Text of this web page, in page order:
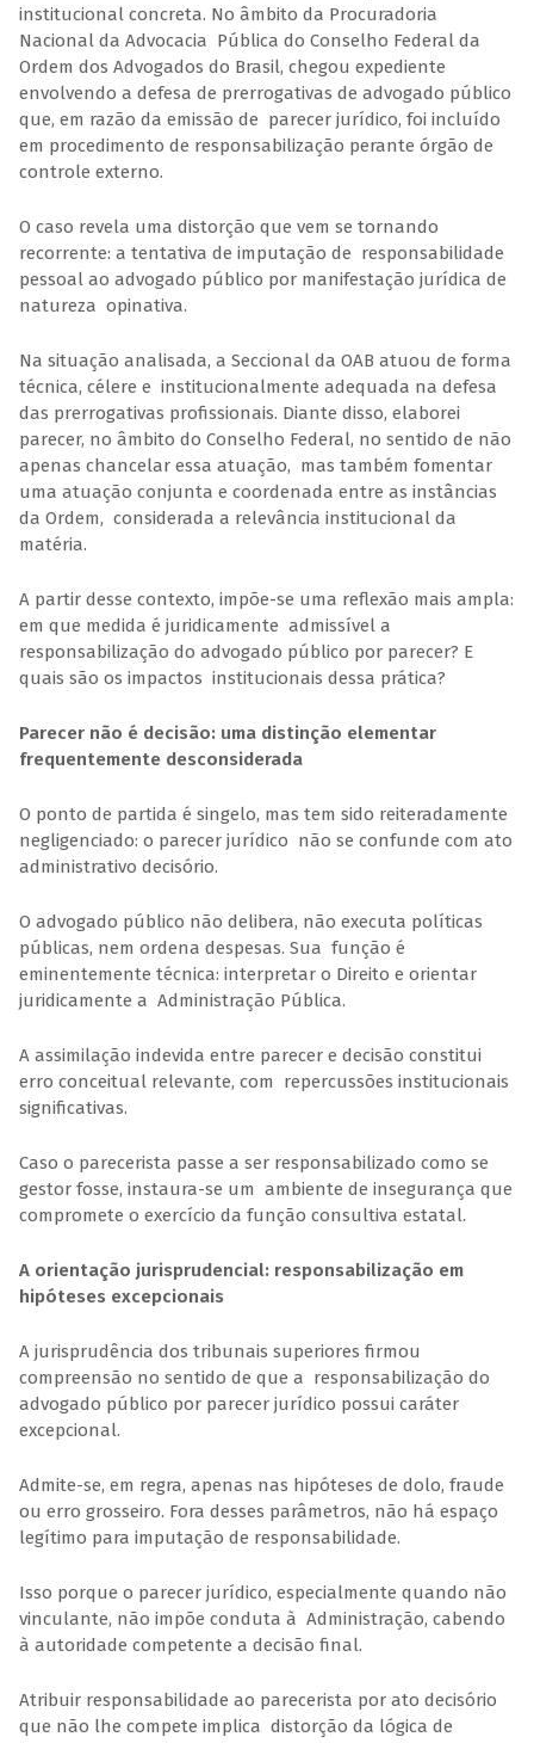
institucional concreta. No âmbito da Procuradoria
Nacional da Advocacia Pública do Conselho Federal da
Ordem dos Advogados do Brasil, chegou expediente
envolvendo a defesa de prerrogativas de advogado público
que, em razão da emissão de parecer jurídico, foi incluído
em procedimento de responsabilização perante órgão de
controle externo.
O caso revela uma distorção que vem se tornando
recorrente: a tentativa de imputação de responsabilidade
pessoal ao advogado público por manifestação jurídica de
natureza opinativa.
Na situação analisada, a Seccional da OAB atuou de forma
técnica, célere e institucionalmente adequada na defesa
das prerrogativas profissionais. Diante disso, elaborei
parecer, no âmbito do Conselho Federal, no sentido de não
apenas chancelar essa atuação, mas também fomentar
uma atuação conjunta e coordenada entre as instâncias
da Ordem, considerada a relevância institucional da
matéria.
A partir desse contexto, impõe-se uma reflexão mais ampla:
em que medida é juridicamente admissível a
responsabilização do advogado público por parecer? E
quais são os impactos institucionais dessa prática?
Parecer não é decisão: uma distinção elementar
frequentemente desconsiderada
O ponto de partida é singelo, mas tem sido reiteradamente
negligenciado: o parecer jurídico não se confunde com ato
administrativo decisório.
O advogado público não delibera, não executa políticas
públicas, nem ordena despesas. Sua função é
eminentemente técnica: interpretar o Direito e orientar
juridicamente a Administração Pública.
A assimilação indevida entre parecer e decisão constitui
erro conceitual relevante, com repercussões institucionais
significativas.
Caso o parecerista passe a ser responsabilizado como se
gestor fosse, instaura-se um ambiente de insegurança que
compromete o exercício da função consultiva estatal.
A orientação jurisprudencial: responsabilização em
hipóteses excepcionais
A jurisprudência dos tribunais superiores firmou
compreensão no sentido de que a responsabilização do
advogado público por parecer jurídico possui caráter
excepcional.
Admite-se, em regra, apenas nas hipóteses de dolo, fraude
ou erro grosseiro. Fora desses parâmetros, não há espaço
legítimo para imputação de responsabilidade.
Isso porque o parecer jurídico, especialmente quando não
vinculante, não impõe conduta à Administração, cabendo
à autoridade competente a decisão final.
Atribuir responsabilidade ao parecerista por ato decisório
que não lhe compete implica distorção da lógica de